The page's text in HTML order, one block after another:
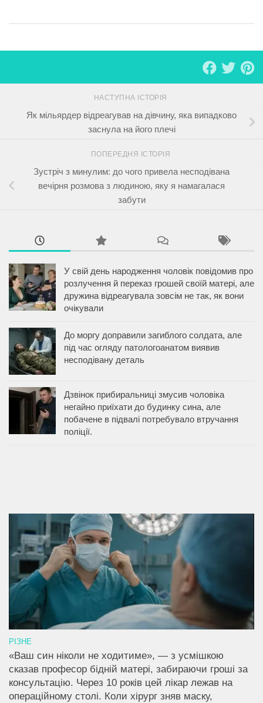
НАСТУПНА ІСТОРІЯ
Як мільярдер відреагував на дівчину, яка випадково
заснула на його плечі
ПОПЕРЕДНЯ ІСТОРІЯ
Зустріч з минулим: до чого привела несподівана
вечірня розмова з людиною, яку я намагалася
забути
У свій день народження чоловік повідомив про
розлучення й переказ грошей своїй матері, але
дружина відреагувала зовсім не так, як вони
очікували
До моргу доправили загиблого солдата, але
під час огляду патологоанатом виявив
несподівану деталь
Дзвінок прибиральниці змусив чоловіка
негайно приїхати до будинку сина, але
побачене в підвалі потребувало втручання
поліції.
РІЗНЕ
«Ваш син ніколи не ходитиме», — з усмішкою
сказав професор бідній матері, забираючи гроші за
консультацію. Через 10 років цей лікар лежав на
операційному столі. Коли хірург зняв маску,